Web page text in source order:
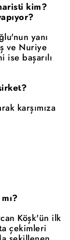
kim?
yanı
ve Nuriye
başarılı
karşımıza
Köşk'ün ilk
çekimleri